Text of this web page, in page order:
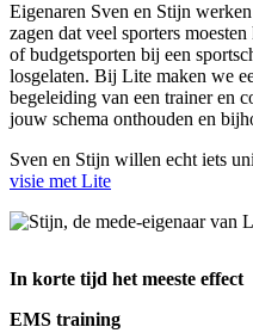
Eigenaren Sven en Stijn
zagen dat veel sporters
of budgetsporten bij een
losgelaten. Bij Lite maken we
begeleiding van een trainer en
jouw schema onthouden en
Sven en Stijn willen echt iets
visie met Lite
In korte tijd het meeste effect
EMS training